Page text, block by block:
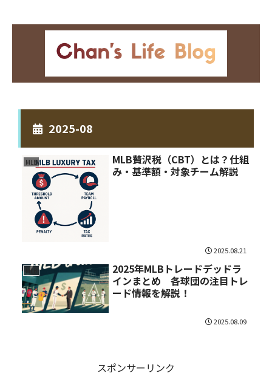
2025-08
MLB
MLB贅沢税（CBT）とは？仕組
み・基準額・対象チーム解説
2025.08.21
MLB
2025年MLBトレードデッドラ
インまとめ 各球団の注目トレ
ード情報を解説！
2025.08.09
スポンサーリンク